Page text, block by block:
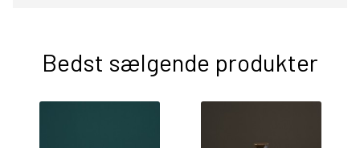
Bedst sælgende produkter